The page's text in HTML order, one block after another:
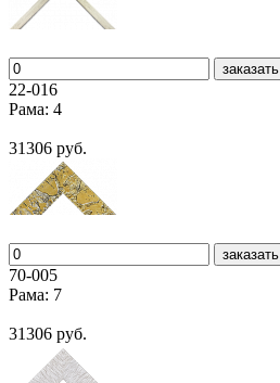
заказать
22-016
Рама: 4
31306 руб.
заказать
70-005
Рама: 7
31306 руб.